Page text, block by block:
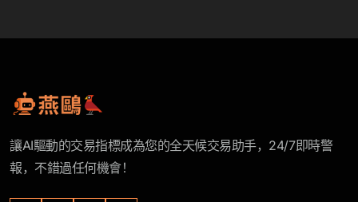
讓AI驅動的交易指標成為您的全天候交易助手，24/7即時警
報，不錯過任何機會！